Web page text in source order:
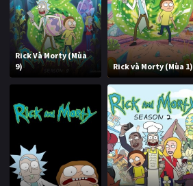
Rick Và Morty (Mùa
9)
Rick và Morty (Mùa 1)